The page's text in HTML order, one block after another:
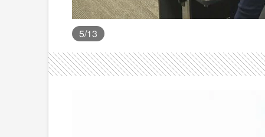
5/13